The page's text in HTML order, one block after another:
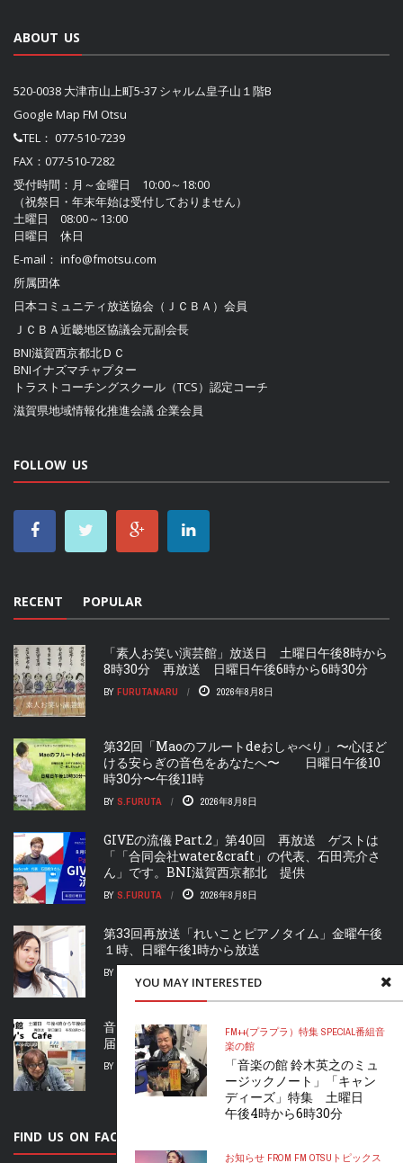
YOU MAY INTERESTED
FM++(プラプラ） 特集 SPECIAL番組音
楽の館
「音楽の館 鈴木英之のミュ
ージックノート」「キャン
ディーズ」特集 土曜日
午後4時から6時30分
お知らせ FROM FM OTSU トピックス
ABOUT US
520-0038 大津市山上町5-37 シャルム皇子山１階B
Google Map FM Otsu
TEL： 077-510-7239
FAX：077-510-7282
受付時間：月～金曜日 10:00～18:00
（祝祭日・年末年始は受付しておりません）
土曜日 08:00～13:00
日曜日 休日
E-mail： info@fmotsu.com
所属団体
日本コミュニティ放送協会（ＪＣＢＡ） 会員
ＪＣＢＡ近畿地区協議会元副会長
BNI滋賀西京都北ＤＣ
BNIイナズマチャプター
トラストコーチングスクール（TCS）認定コーチ
滋賀県地域情報化推進会議企業会員
FOLLOW US
RECENT POPULAR
「素人お笑い演芸館」放送日 土曜日午後8時から
8時30分 再放送 日曜日午後6時から6時30分
BY FURUTANARU 2026年8月8日
第32回「Maoのフルートdeおしゃべり」〜心ほど
ける安らぎの音色をあなたへ〜 日曜日午後10
時30分〜午後11時
BY S.FURUTA 2026年8月8日
GIVEの流儀 Part.2」第40回 再放送 ゲストは
「「合同会社water&craft」の代表、石田亮介さ
ん」です。BNI滋賀西京都北 提供
BY S.FURUTA 2026年8月8日
第33回再放送「れいことピアノタイム」金曜午後
１時、日曜午後1時から放送
BY
音楽の館 BILLY’S CAFE」 土曜午後4時からお
届け！再放送 日曜日午前8時から
BY S.FURUTA 2026年8月8日
FIND US ON FACEBOOK